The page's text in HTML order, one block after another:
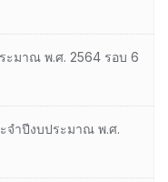
ะมาณ พ.ศ. 2564 รอบ 6
จำปีงบประมาณ พ.ศ.